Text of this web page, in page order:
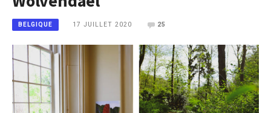
BELGIQUE 17 JUILLET 2020 25